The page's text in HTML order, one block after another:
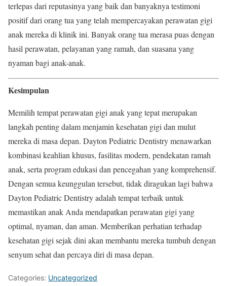
terlepas dari reputasinya yang baik dan banyaknya testimoni
positif dari orang tua yang telah mempercayakan perawatan gigi
anak mereka di klinik ini. Banyak orang tua merasa puas dengan
hasil perawatan, pelayanan yang ramah, dan suasana yang
nyaman bagi anak-anak.
Kesimpulan
Memilih tempat perawatan gigi anak yang tepat merupakan
langkah penting dalam menjamin kesehatan gigi dan mulut
mereka di masa depan. Dayton Pediatric Dentistry menawarkan
kombinasi keahlian khusus, fasilitas modern, pendekatan ramah
anak, serta program edukasi dan pencegahan yang komprehensif.
Dengan semua keunggulan tersebut, tidak diragukan lagi bahwa
Dayton Pediatric Dentistry adalah tempat terbaik untuk
memastikan anak Anda mendapatkan perawatan gigi yang
optimal, nyaman, dan aman. Memberikan perhatian terhadap
kesehatan gigi sejak dini akan membantu mereka tumbuh dengan
senyum sehat dan percaya diri di masa depan.
Categories: Uncategorized